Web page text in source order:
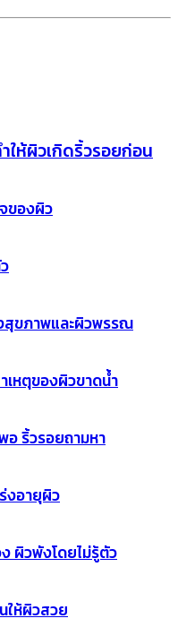
ให้ผิวเกิดริ้วรอยก่อน
ของผิว
สุขภาพและผิวพรรณ
หตุของผิวขาดน้ำ
อ ริ้วรอยถามหา
งอายุผิว
ผิวพังโดยไม่รู้ตัว
ให้ผิวสวย